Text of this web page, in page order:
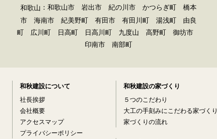
和歌山 ：和歌山市 岩出市 紀の川市 かつらぎ町 橋本
市 海南市 紀美野町 有田市 有田川町 湯浅町 由良
町 広川町 日高町 日高川町 九度山 高野町 御坊市
印南市 南部町
和秋建設について
社長挨拶
会社概要
アクセスマップ
プライバシーポリシー
和秋建設の家づくり
５つのこだわり
大工の手刻みにこだわる家づく
家づくりの流れ